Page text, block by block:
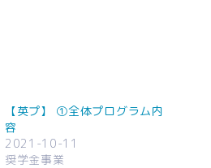
【英プ】 ①全体プログラム内
容
2021-10-11
奨学金事業